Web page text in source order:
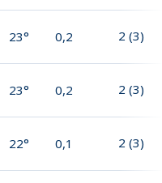
23° 0,2 2 (3)
23° 0,2 2 (3)
22° 0,1 2 (3)